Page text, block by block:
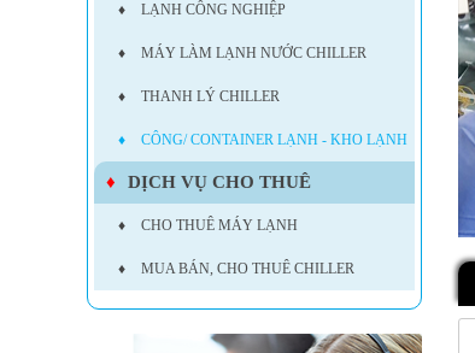
♦ LẠNH CÔNG NGHIỆP
♦ MÁY LÀM LẠNH NƯỚC CHILLER
♦ THANH LÝ CHILLER
♦ CÔNG/ CONTAINER LẠNH - KHO LẠNH
♦ DỊCH VỤ CHO THUÊ
♦ CHO THUÊ MÁY LẠNH
♦ MUA BÁN, CHO THUÊ CHILLER